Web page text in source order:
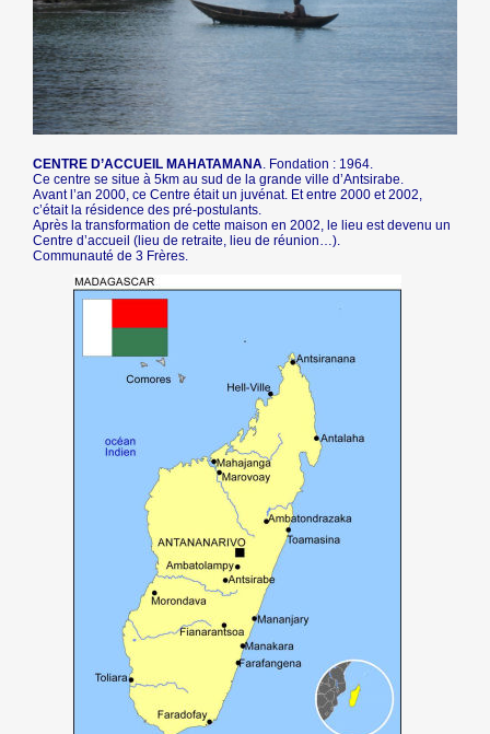
CENTRE D’ACCUEIL MAHATAMANA. Fondation : 1964.
Ce centre se situe à 5km au sud de la grande ville d’Antsirabe.
Avant l’an 2000, ce Centre était un juvénat. Et entre 2000 et 2002,
c’était la résidence des pré-postulants.
Après la transformation de cette maison en 2002, le lieu est devenu un
Centre d’accueil (lieu de retraite, lieu de réunion…).
Communauté de 3 Frères.